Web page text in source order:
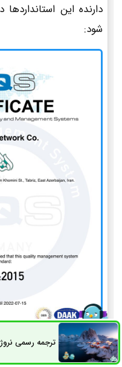
دارنده این
شود:
ترجمه رسمیراه های ارتباطی